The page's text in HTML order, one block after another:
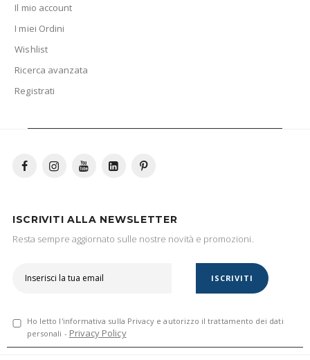
Il mio account
I miei Ordini
Wishlist
Ricerca avanzata
Registrati
ISCRIVITI ALLA NEWSLETTER
Resta sempre aggiornato sulle nostre novità e promozioni.
Ho letto l'informativa sulla Privacy e autorizzo il trattamento dei dati
personali - Privacy Policy
ISCRIVITI